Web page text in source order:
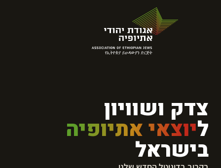
צדק ושוויון
ליוצאי אתיופיה
בישראל